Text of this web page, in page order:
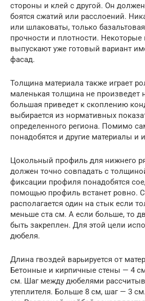
стороны и клей с другой. Он
боятся сжатий или расслоений.
или шлаковаты, только
прочности и плотности. Некоторые
выпускают уже готовый вариант
фасад.
Толщина материала также играет
маленькая толщина не произведет
большая приведет к скоплению
выбирается из нормативных
определенного региона. Помимо
понадобятся и другие материалы и
Цокольный профиль для нижнего
должен точно совпадать с
фиксации профиля понадобятся
помощью профиль встанет ровно.
располагается один на стык если
меньше ста см. А если больше, то
быть закреплен. Для этой цели
дюбеля.
Длина гвоздей варьируется от
Бетонные и кирпичные стены — 4
см. Шаг между дюбелями
утеплителя. Больше 8 см, шаг — 3